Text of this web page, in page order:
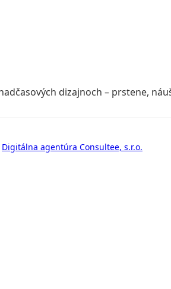
dizajnoch – prstene,
Digitálna agentúra Consultee, s.r.o.